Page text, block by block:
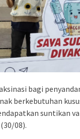
bagi
berkebutuhan
suntikan
08).